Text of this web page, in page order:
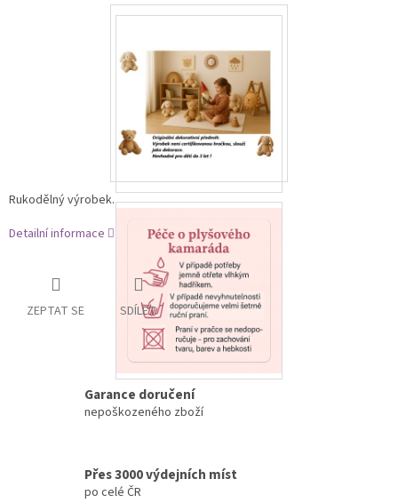
Rukodělný výrobek.
Detailní informace
ZEPTAT SE SDÍLET
Garance doručení
nepoškozeného zboží
Přes 3000 výdejních míst
po celé ČR